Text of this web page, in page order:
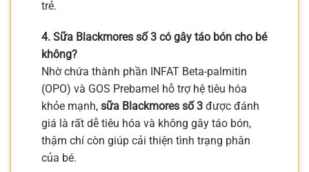
trẻ.
4. Sữa Blackmores số 3 có gây táo bón cho bé
không?
Nhờ chứa thành phần INFAT Beta-palmitin
(OPO) và GOS Prebamel hỗ trợ hệ tiêu hóa
khỏe mạnh, sữa Blackmores số 3 được đánh
giá là rất dễ tiêu hóa và không gây táo bón,
thậm chí còn giúp cải thiện tình trạng phân
của bé.